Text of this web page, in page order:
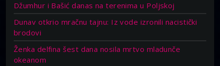
Džumhur i Bašić danas na terenima u Poljskoj
Dunav otkrio mračnu tajnu: Iz vode izronili nacistički
brodovi
Ženka delfina šest dana nosila mrtvo mladunče
okeanom